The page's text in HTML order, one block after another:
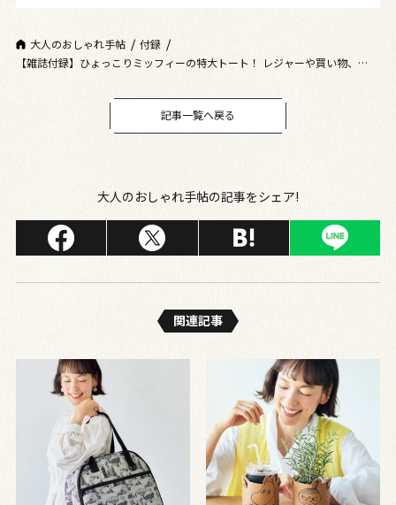
大人のおしゃれ手帖
付録
【雑誌付録】ひょっこりミッフィーの特大トート！ レジャーや買い物、趣味
ッグ！ 夏のマチ広弁当箱もすっぽり収まる増刊号付録
記事一覧へ戻る
大人のおしゃれ手帖の記事をシェア!
関連記事